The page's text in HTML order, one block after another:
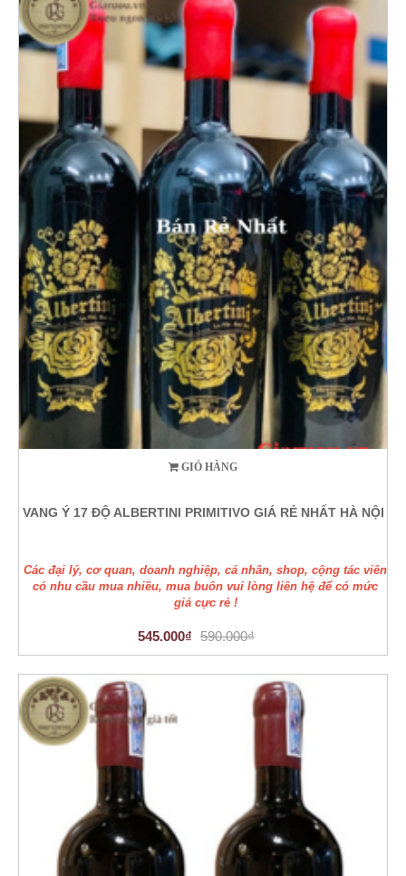
GIỎ HÀNG
VANG Ý 17 ĐỘ ALBERTINI PRIMITIVO GIÁ RẺ NHẤT HÀ NỘI
Các đại lý, cơ quan, doanh nghiệp, cá nhân, shop, cộng tác viên
có nhu cầu mua nhiều, mua buôn vui lòng liên hệ để có mức
giá cực rẻ !
545.000₫ 590.000₫